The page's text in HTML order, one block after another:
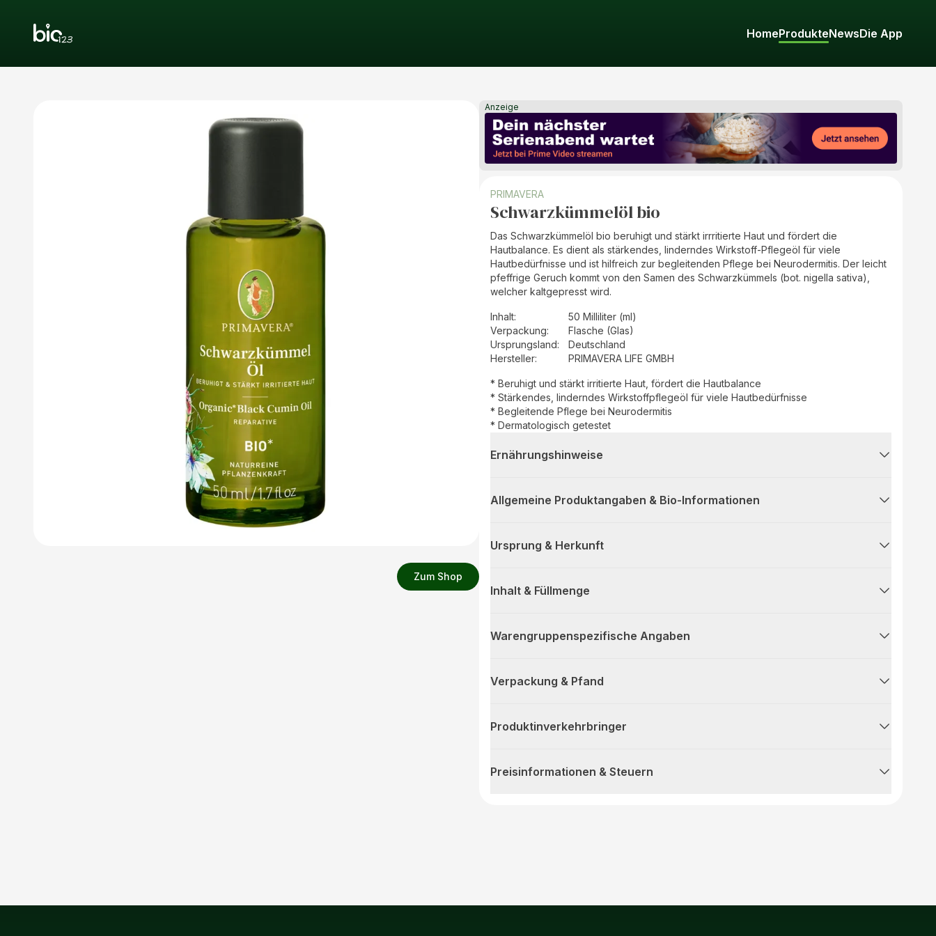
HomeProdukteNewsDie App
Zum Shop
Anzeige
PRIMAVERA
Schwarzkümmelöl bio
Das Schwarzkümmelöl bio beruhigt und stärkt irrritierte Haut und fördert die
Hautbalance. Es dient als stärkendes, linderndes Wirkstoff-Pflegeöl für viele
Hautbedürfnisse und ist hilfreich zur begleitenden Pflege bei Neurodermitis. Der leicht
pfeffrige Geruch kommt von den Samen des Schwarzkümmels (bot. nigella sativa),
welcher kaltgepresst wird.
Inhalt:
50 Milliliter (ml)
Verpackung:
Flasche (Glas)
Ursprungsland:
Deutschland
Hersteller: PRIMAVERA LIFE GMBH
* Beruhigt und stärkt irritierte Haut, fördert die Hautbalance
* Stärkendes, linderndes Wirkstoffpflegeöl für viele Hautbedürfnisse
* Begleitende Pflege bei Neurodermitis
* Dermatologisch getestet
Ernährungshinweise
Allgemeine Produktangaben & Bio-Informationen
Ursprung & Herkunft
Inhalt & Füllmenge
Warengruppenspezifische Angaben
Verpackung & Pfand
Produktinverkehrbringer
Preisinformationen & Steuern